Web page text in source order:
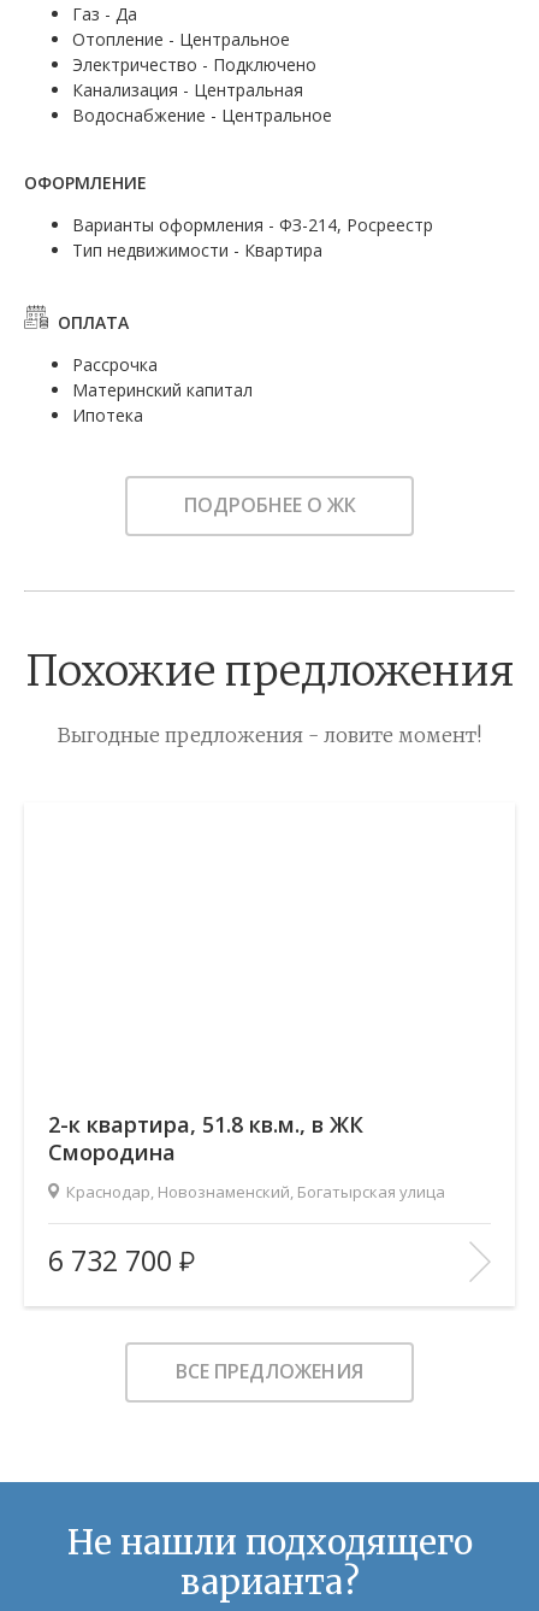
Газ - Да
Отопление - Центральное
Электричество - Подключено
Канализация - Центральная
Водоснабжение - Центральное
ОФОРМЛЕНИЕ
Варианты оформления - ФЗ-214, Росреестр
Тип недвижимости - Квартира
ОПЛАТА
Рассрочка
Материнский капитал
Ипотека
ПОДРОБНЕЕ О ЖК
Похожие предложения
Выгодные предложения - ловите момент!
2-к квартира, 51.8 кв.м., в ЖК
Смородина
Краснодар, Новознаменский, Богатырская улица
Площадь (общ/жил/кух), м2:
51.79/28.68/11.66
Количество комнат:
2
Этаж:
7/12
В ИЗБРАННОЕ
6 732 700
ВСЕ ПРЕДЛОЖЕНИЯ
Не нашли подходящего
варианта?